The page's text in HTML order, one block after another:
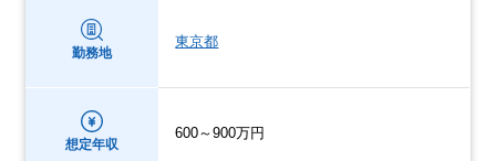
勤務地
東京都
想定年収
600～900万円